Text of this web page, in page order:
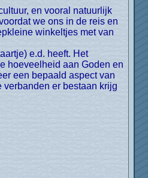
we ons in de reis en
winkeltjes met van
e.d. heeft. Het
hoeveelheid aan Goden en
een bepaald aspect van
er bestaan krijg